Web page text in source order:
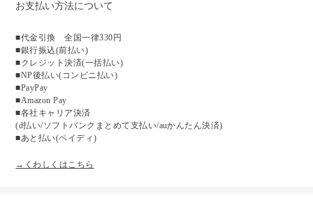
お支払い方法について
■代金引換 全国一律330円
■銀行振込(前払い)
■クレジット決済(一括払い)
■NP後払い(コンビニ払い)
■PayPay
■Amazon Pay
■各社キャリア決済
(d払い/ソフトバンクまとめて支払い/auかんたん決済)
■あと払い(ペイディ)
→くわしくはこちら